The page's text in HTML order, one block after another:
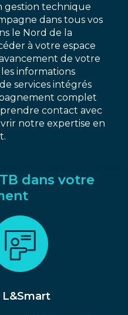
gestion technique
dans tous vos
le Nord de la
à votre espace
de votre
informations
services intégrés
complet
prendre contact avec
notre expertise en
dans votre